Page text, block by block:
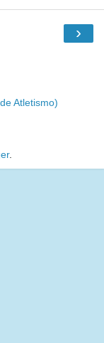
›
Atletismo)
.